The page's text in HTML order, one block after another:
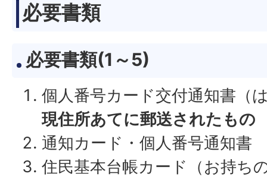
必要書類
必要書類(1～5)
個人番号カード交付通知書（
現住所あてに郵送されたもの
通知カード・個人番号通知書
住民基本台帳カード（お持ち